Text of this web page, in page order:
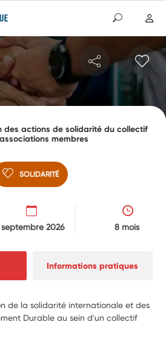
des actions de solidarité du collectif
membres
SOLIDARITÉ
septembre 2026 8 mois
Informations pratiques
de la solidarité internationale et des
Durable au sein d'un collectif